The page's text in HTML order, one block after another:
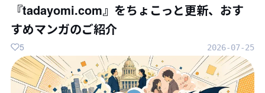
『tadayomi.com』をちょこっと更新、おす
すめマンガのご紹介
2026-07-25
5